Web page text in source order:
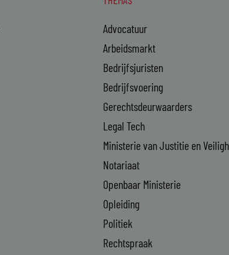
Advocatuur
Arbeidsmarkt
Bedrijfsjuristen
Bedrijfsvoering
Gerechtsdeurwaarders
Legal Tech
Ministerie van Justitie en
Notariaat
Openbaar Ministerie
Opleiding
Politiek
Rechtspraak